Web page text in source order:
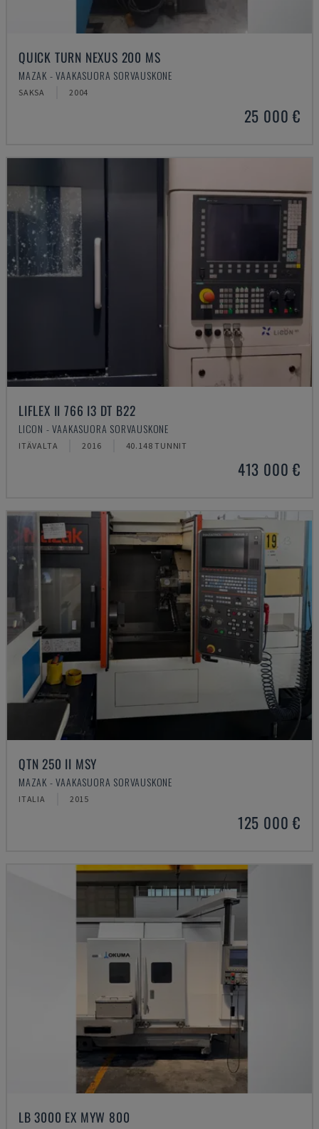
QUICK TURN NEXUS 200 MS
MAZAK - VAAKASUORA SORVAUSKONE
SAKSA 2004
25 000 €
LIFLEX II 766 I3 DT B22
LICON - VAAKASUORA SORVAUSKONE
ITÄVALTA 2016 40.148 TUNNIT
413 000 €
QTN 250 II MSY
MAZAK - VAAKASUORA SORVAUSKONE
ITALIA 2015
125 000 €
LB 3000 EX MYW 800